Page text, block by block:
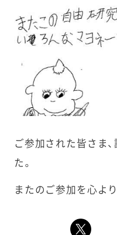
ご参加された皆さま
た。
またのご参加を心よ